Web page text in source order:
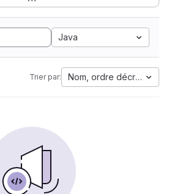
Java
Trier par: Nom, ordre décroissant